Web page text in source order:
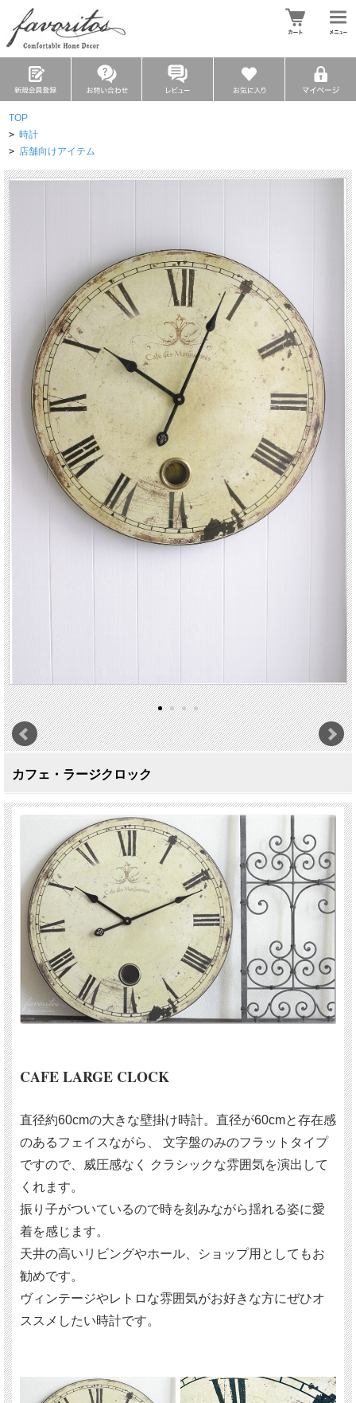
TOP
> 時計
> 店舗向けアイテム
カフェ・ラージクロック
CAFE LARGE CLOCK
直径約60cmの大きな壁掛け時計。直径が60cmと存在感
のあるフェイスながら、 文字盤のみのフラットタイプ
ですので、威圧感なく クラシックな雰囲気を演出して
くれます。
振り子がついているので時を刻みながら揺れる姿に愛
着を感じます。
天井の高いリビングやホール、ショップ用としてもお
勧めです。
ヴィンテージやレトロな雰囲気がお好きな方にぜひオ
ススメしたい時計です。